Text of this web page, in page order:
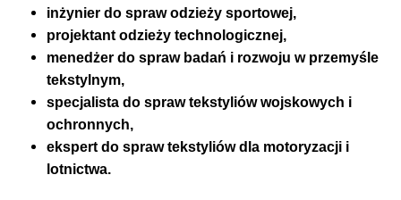
inżynier do spraw odzieży sportowej,
projektant odzieży technologicznej,
menedżer do spraw badań i rozwoju w przemyśle
tekstylnym,
specjalista do spraw tekstyliów wojskowych i
ochronnych,
ekspert do spraw tekstyliów dla motoryzacji i
lotnictwa.